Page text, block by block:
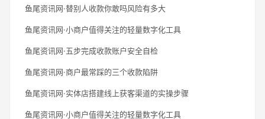
鱼尾资讯网·替别人收款你敢吗风险有多大
鱼尾资讯网·小商户值得关注的轻量数字化工具
鱼尾资讯网·五步完成收款账户安全自检
鱼尾资讯网·商户最常踩的三个收款陷阱
鱼尾资讯网·实体店搭建线上获客渠道的实操步骤
鱼尾资讯网·小商户值得关注的轻量数字化工具